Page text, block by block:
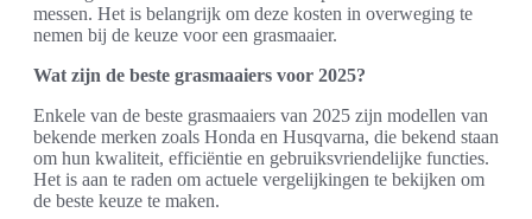
messen. Het is belangrijk om deze kosten in overweging te
nemen bij de keuze voor een grasmaaier.
Wat zijn de beste grasmaaiers voor 2025?
Enkele van de beste grasmaaiers van 2025 zijn modellen van
bekende merken zoals Honda en Husqvarna, die bekend staan
om hun kwaliteit, efficiëntie en gebruiksvriendelijke functies.
Het is aan te raden om actuele vergelijkingen te bekijken om
de beste keuze te maken.